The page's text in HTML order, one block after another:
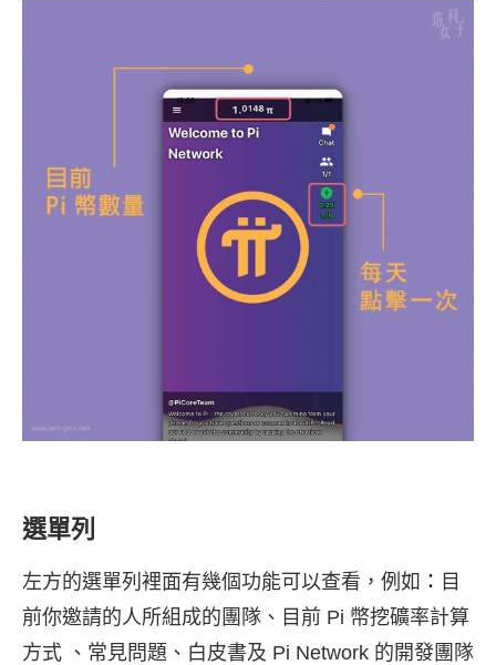
選單列
左方的選單列裡面有幾個功能可以查看，例如 ： 目
前你邀請的人所組成的團隊、目前 Pi 幣挖礦率計算
方式 、常見問題、白皮書及 Pi Network 的開發團隊